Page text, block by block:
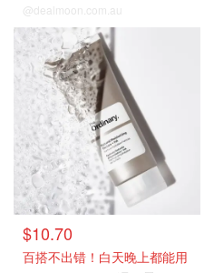
@dealmoon.com.au
$10.70
百搭不出错！白天晚上都能用